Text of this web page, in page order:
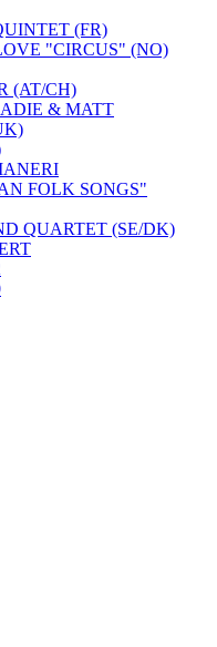
(FR)
"CIRCUS" (NO)
(AT/CH)
& MATT
FOLK SONGS"
QUARTET (SE/DK)